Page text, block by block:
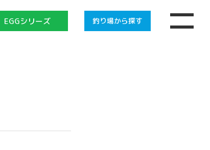
EGGシリーズ 釣り場から探す